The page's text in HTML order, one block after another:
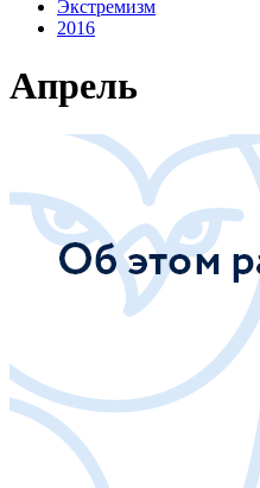
Экстремизм
2016
Апрель